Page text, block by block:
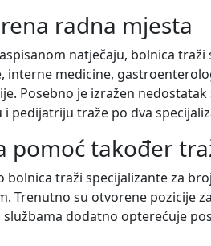
radna mjesta
natječaju, bolnica
interne medicine,
Posebno je izražen
pedijatriju traže po dva
pomoć također
bolnica traži specijalizante za
Trenutno su otvorene pozicije
dodatno opterećuje